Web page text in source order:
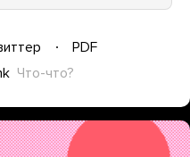
PDF
Что-что?